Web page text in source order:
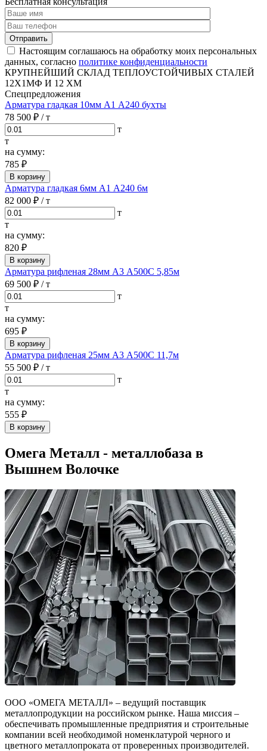
Отправить
Настоящим соглашаюсь на обработку моих персональных
данных, согласно политике конфиденциальности
КРУПНЕЙШИЙ СКЛАД ТЕПЛОУСТОЙЧИВЫХ СТАЛЕЙ
12Х1МФ И 12 ХМ
Спецпредложения
Арматура гладкая 10мм А1 А240 бухты
78 500 ₽ / т
т
т
на сумму:
785 ₽
В корзину
Арматура гладкая 6мм А1 А240 6м
82 000 ₽ / т
т
т
на сумму:
820 ₽
В корзину
Арматура рифленая 28мм А3 А500С 5,85м
69 500 ₽ / т
т
т
на сумму:
695 ₽
В корзину
Арматура рифленая 25мм А3 А500С 11,7м
55 500 ₽ / т
т
т
на сумму:
555 ₽
В корзину
Омега Металл - металлобаза в
Вышнем Волочке
ООО «ОМЕГА МЕТАЛЛ» – ведущий поставщик
металлопродукции на российском рынке. Наша миссия –
обеспечивать промышленные предприятия и строительные
компании всей необходимой номенклатурой черного и
цветного металлопроката от проверенных производителей.